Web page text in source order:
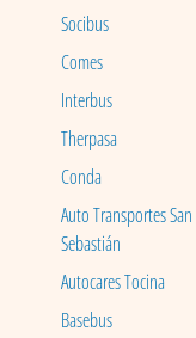
Socibus
Comes
Interbus
Therpasa
Conda
Auto Transportes San
Sebastián
Autocares Tocina
Basebus